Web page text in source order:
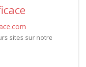
sites sur notre